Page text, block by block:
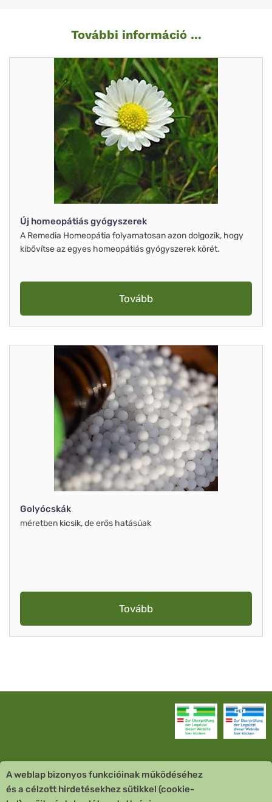
További információ ...
Új homeopátiás gyógyszerek
A Remedia Homeopátia folyamatosan azon dolgozik, hogy
kibővítse az egyes homeopátiás gyógyszerek körét.
Tovább
Golyócskák
méretben kicsik, de erős hatásúak
Tovább
Vevőszolgálat
A weblap bizonyos funkcióinak működéséhez
és a célzott hirdetésekhez sütikkel (cookie-